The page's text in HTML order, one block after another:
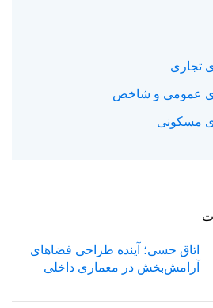
تجاری
عمومی و شاخص
مسکونی
اتاق حسی؛ آینده طراحی فضاهای
آرامش‌بخش در معماری داخلی